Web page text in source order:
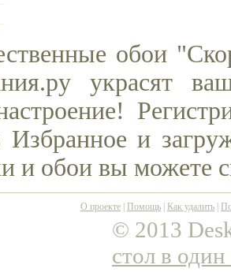
обои
украсят
и
и обои вы можете
О проекте Помощь Как удалить
© 2013
стол в